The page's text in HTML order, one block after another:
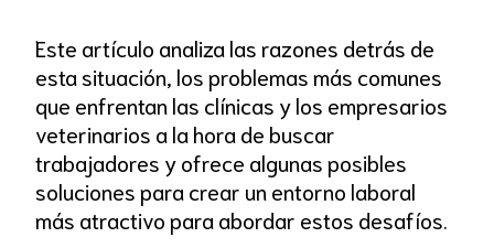
Este artículo analiza las razones detrás de
esta situación, los problemas más comunes
que enfrentan las clínicas y los empresarios
veterinarios a la hora de buscar
trabajadores y ofrece algunas posibles
soluciones para crear un entorno laboral
más atractivo para abordar estos desafíos.